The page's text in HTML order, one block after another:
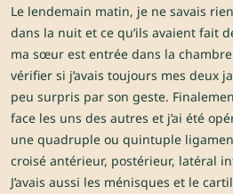
Le lendemain matin, je ne savais
dans la nuit et ce qu’ils avaient fait
ma sœur est entrée dans la
vérifier si j’avais toujours mes deux
peu surpris par son geste.
face les uns des autres et j’ai été
une quadruple ou quintuple
croisé antérieur, postérieur, latéral
J’avais aussi les ménisques et le